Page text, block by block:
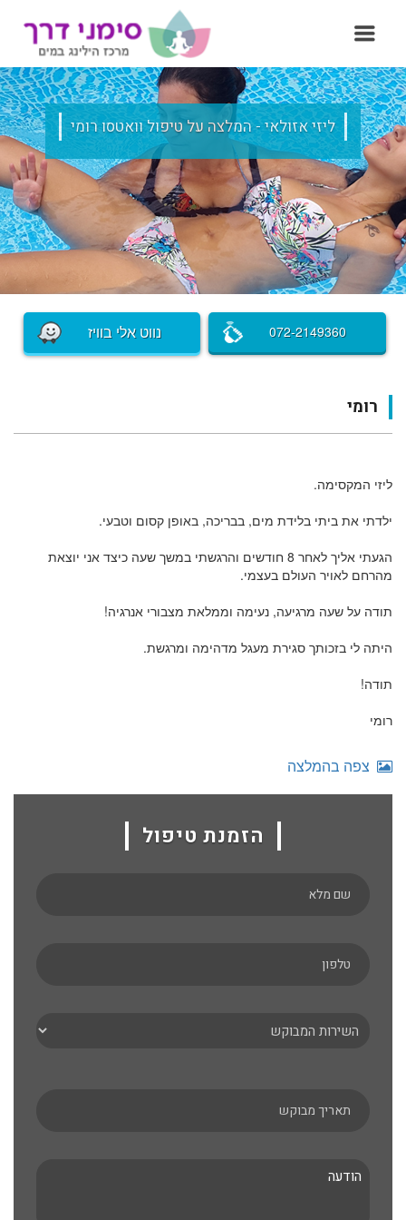
ליזי אזולאי - המלצה על טיפול וואטסו רומי
נווט אלי בוויז 072-2149360
רומי
ליזי המקסימה.
ילדתי את ביתי בלידת מים, בבריכה, באופן קסום וטבעי.
הגעתי אליך לאחר 8 חודשים והרגשתי במשך שעה כיצד אני יוצאת
מהרחם לאויר העולם בעצמי.
תודה על שעה מרגיעה, נעימה וממלאת מצבורי אנרגיה!
היתה לי בזכותך סגירת מעגל מדהימה ומרגשת.
תודה!
רומי
הזמנת טיפול